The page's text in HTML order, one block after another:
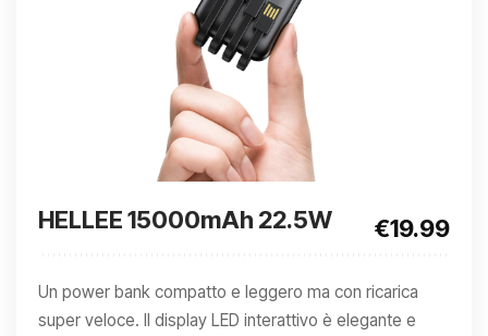
HELLEE 15000mAh 22.5W €19.99
Un power bank compatto e leggero ma con ricarica
super veloce. Il display LED interattivo è elegante e